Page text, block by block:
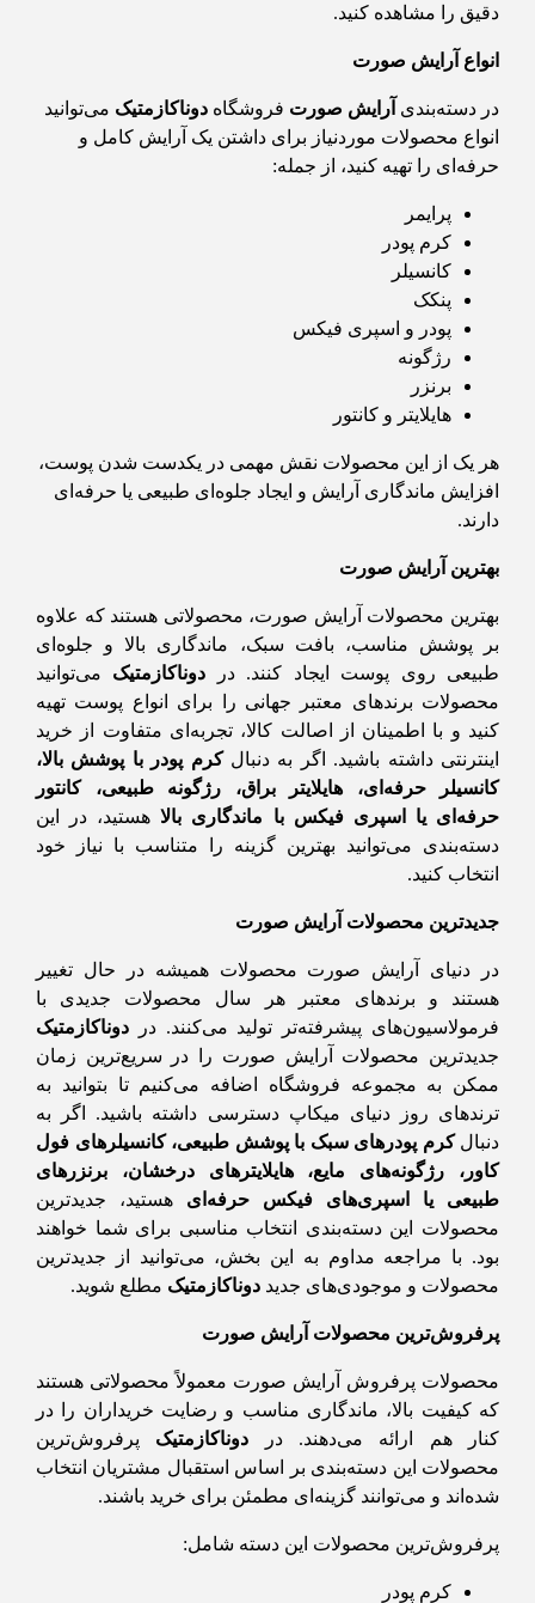
دقیق را مشاهده کنید.
انواع آرایش صورت
در دسته‌بندی آرایش صورت فروشگاه دوناکازمتیک می‌توانید
انواع محصولات موردنیاز برای داشتن یک آرایش کامل و
حرفه‌ای را تهیه کنید، از جمله:
پرایمر
کرم پودر
کانسیلر
پنکک
پودر و اسپری فیکس
رژگونه
برنزر
هایلایتر و کانتور
هر یک از این محصولات نقش مهمی در یکدست شدن پوست،
افزایش ماندگاری آرایش و ایجاد جلوه‌ای طبیعی یا حرفه‌ای
دارند.
بهترین آرایش صورت
بهترین محصولات آرایش صورت، محصولاتی هستند که علاوه
بر پوشش مناسب، بافت سبک، ماندگاری بالا و جلوه‌ای
طبیعی روی پوست ایجاد کنند. در دوناکازمتیک می‌توانید
محصولات برندهای معتبر جهانی را برای انواع پوست تهیه
کنید و با اطمینان از اصالت کالا، تجربه‌ای متفاوت از خرید
اینترنتی داشته باشید. اگر به دنبالکرم پودر با پوشش بالا،
کانسیلر حرفه‌ای، هایلایتر براق، رژگونه طبیعی، کانتور
حرفه‌ای یا اسپری فیکس با ماندگاری بالاهستید، در این
دسته‌بندی می‌توانید بهترین گزینه را متناسب با نیاز خود
انتخاب کنید.
جدیدترین محصولات آرایش صورت
در دنیای آرایش صورت محصولات همیشه در حال تغییر
هستند و برندهای معتبر هر سال محصولات جدیدی با
فرمولاسیون‌های پیشرفته‌تر تولید می‌کنند. در دوناکازمتیک
جدیدترین محصولات آرایش صورت را در سریع‌ترین زمان
ممکن به مجموعه فروشگاه اضافه می‌کنیم تا بتوانید به
ترندهای روز دنیای میکاپ دسترسی داشته باشید. اگر به
دنبالکرم پودرهای سبک با پوشش طبیعی، کانسیلرهای فول
کاور، رژگونه‌های مایع، هایلایترهای درخشان، برنزرهای
طبیعی یا اسپری‌های فیکس حرفه‌ای هستید، جدیدترین
محصولات این دسته‌بندی انتخاب مناسبی برای شما خواهند
بود. با مراجعه مداوم به این بخش، می‌توانید از جدیدترین
محصولات و موجودی‌های جدید دوناکازمتیک مطلع شوید.
پرفروش‌ترین محصولات آرایش صورت
محصولات پرفروش آرایش صورت معمولاً محصولاتی هستند
که کیفیت بالا، ماندگاری مناسب و رضایت خریداران را در
کنار هم ارائه می‌دهند. در دوناکازمتیک پرفروش‌ترین
محصولات این دسته‌بندی بر اساس استقبال مشتریان انتخاب
شده‌اند و می‌توانند گزینه‌ای مطمئن برای خرید باشند.
پرفروش‌ترین محصولات این دسته شامل:
کرم پودر